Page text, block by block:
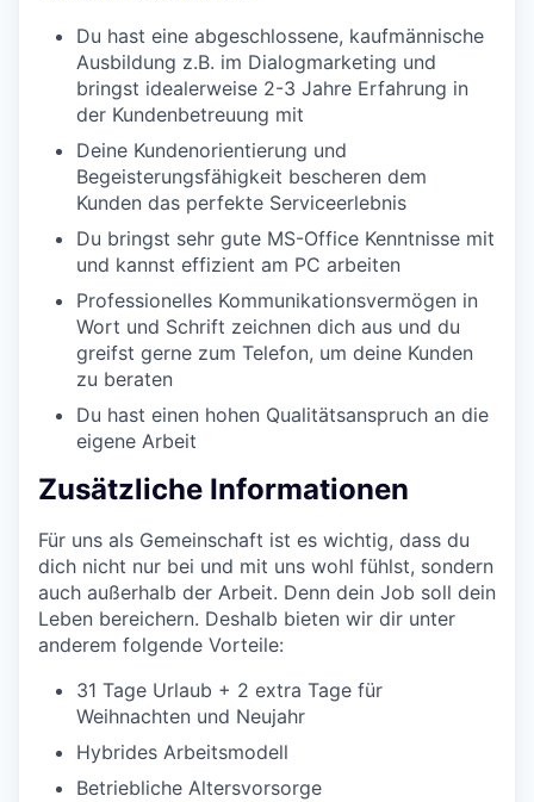
Du hast eine abge­schlos­sene, kaufmännische
Ausbildung z.B. im Dialogmarketing und
bringst idealerweise 2-3 Jahre Erfahrung in
der Kundenbetreuung mit
Deine Kundenorientierung und
Begeisterungsfähigkeit bescheren dem
Kunden das perfekte Serviceerlebnis
Du bringst sehr gute MS-Office Kenntnisse mit
und kannst effizient am PC arbeiten
Professionelles Kommunikationsvermögen in
Wort und Schrift zeichnen dich aus und du
greifst gerne zum Telefon, um deine Kunden
zu beraten
Du hast einen hohen Qualitätsanspruch an die
eigene Arbeit
Zusätzliche Informationen
Für uns als Gemeinschaft ist es wichtig, dass du
dich nicht nur bei und mit uns wohl fühlst, sondern
auch außerhalb der Arbeit. Denn dein Job soll dein
Leben bereichern. Deshalb bieten wir dir unter
anderem folgende Vorteile:
31 Tage Urlaub + 2 extra Tage für
Weihnachten und Neujahr
Hybrides Arbeitsmodell
Betriebliche Altersvorsorge